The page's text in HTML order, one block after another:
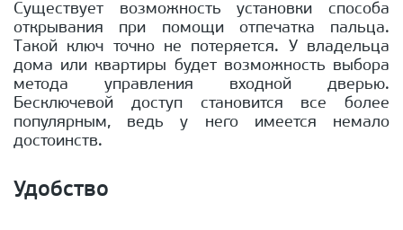
Существует возможность установки способа
открывания при помощи отпечатка пальца.
Такой ключ точно не потеряется. У владельца
дома или квартиры будет возможность выбора
метода управления входной дверью.
Бесключевой доступ становится все более
популярным, ведь у него имеется немало
достоинств.
Удобство